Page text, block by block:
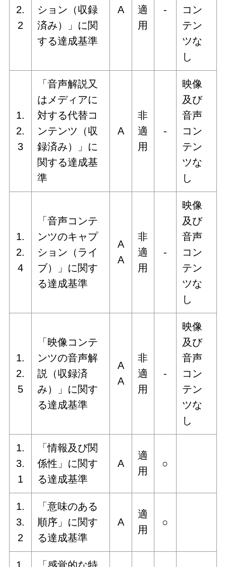
2.
2
ション（収録
済み）」に関
する達成基準
A
適
用
‐
コン
テン
ツな
し
1.
2.
3
「音声解説又
はメディアに
対する代替コ
ンテンツ（収
録済み）」に
関する達成基
準
A
非
適
用
‐
映像
及び
音声
コン
テン
ツな
し
1.
2.
4
「音声コンテ
ンツのキャプ
ション（ライ
ブ）」に関す
る達成基準
A
A
非
適
用
‐
映像
及び
音声
コン
テン
ツな
し
1.
2.
5
「映像コンテ
ンツの音声解
説（収録済
み）」に関す
る達成基準
A
A
非
適
用
‐
映像
及び
音声
コン
テン
ツな
し
1.
3.
1
「情報及び関
係性」に関す
る達成基準
A
適
用
○
1.
3.
2
「意味のある
順序」に関す
る達成基準
A
適
用
○
1. 「感覚的な特